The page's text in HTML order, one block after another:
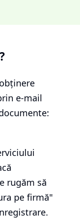
obținere
e-mail
rugăm să
pe firmă"